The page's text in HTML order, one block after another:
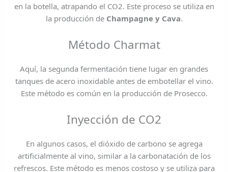
en la botella, atrapando el CO2. Este proceso se utiliza en
la producción de Champagne y Cava.
Método Charmat
Aquí, la segunda fermentación tiene lugar en grandes
tanques de acero inoxidable antes de embotellar el vino.
Este método es común en la producción de Prosecco.
Inyección de CO2
En algunos casos, el dióxido de carbono se agrega
artificialmente al vino, similar a la carbonatación de los
refrescos. Este método es menos costoso y se utiliza para